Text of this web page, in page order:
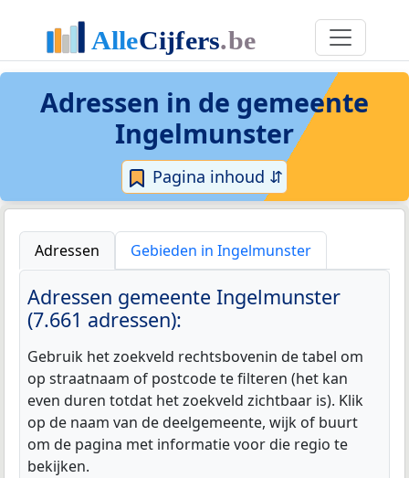
Adressen in de gemeente
Ingelmunster
Pagina inhoud ⇵
Adressen Gebieden in Ingelmunster
Adressen gemeente Ingelmunster
(7.661 adressen):
Gebruik het zoekveld rechtsbovenin de tabel om
op straatnaam of postcode te filteren (het kan
even duren totdat het zoekveld zichtbaar is). Klik
op de naam van de deelgemeente, wijk of buurt
om de pagina met informatie voor die regio te
bekijken.